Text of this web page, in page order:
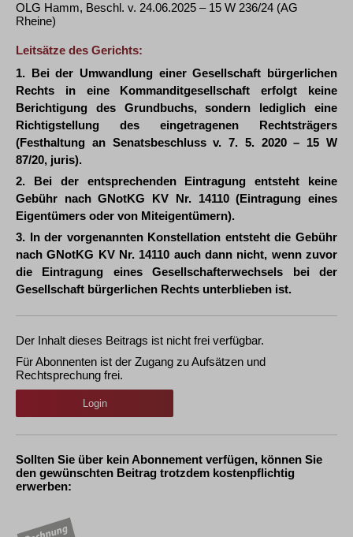
OLG Hamm, Beschl. v. 24.06.2025 – 15 W 236/24 (AG
Rheine)
Leitsätze des Gerichts:
1. Bei der Umwandlung einer Gesellschaft bürgerlichen
Rechts in eine Kommanditgesellschaft erfolgt keine
Berichtigung des Grundbuchs, sondern lediglich eine
Richtigstellung des eingetragenen Rechtsträgers
(Festhaltung an Senatsbeschluss v. 7. 5. 2020 – 15 W
87/20, juris).
2. Bei der entsprechenden Eintragung entsteht keine
Gebühr nach GNotKG KV Nr. 14110 (Eintragung eines
Eigentümers oder von Miteigentümern).
3. In der vorgenannten Konstellation entsteht die Gebühr
nach GNotKG KV Nr. 14110 auch dann nicht, wenn zuvor
die Eintragung eines Gesellschafterwechsels bei der
Gesellschaft bürgerlichen Rechts unterblieben ist.
Der Inhalt dieses Beitrags ist nicht frei verfügbar.
Für Abonnenten ist der Zugang zu Aufsätzen und
Rechtsprechung frei.
Login
Sollten Sie über kein Abonnement verfügen, können Sie
den gewünschten Beitrag trotzdem kostenpflichtig
erwerben: